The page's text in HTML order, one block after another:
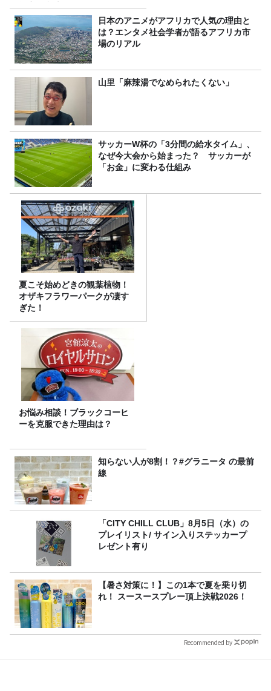
選出の意味
日本のアニメがアフリカで人気の理由と
は？エンタメ社会学者が語るアフリカ市
場のリアル
山里「麻辣湯でなめられたくない」
サッカーW杯の「3分間の給水タイム」、
なぜ今大会から始まった？ サッカーが
「お金」に変わる仕組み
夏こそ始めどきの観葉植物！
オザキフラワーパークが凄す
ぎた！
お悩み相談！ブラックコーヒ
ーを克服できた理由は？
知らない人が8割！？#グラニータ の最前
線
「CITY CHILL CLUB」8月5日（水）の
プレイリスト/ サイン入りステッカープ
レゼント有り
【暑さ対策に！】この1本で夏を乗り切
れ！ スースースプレー頂上決戦2026！
Recommended by